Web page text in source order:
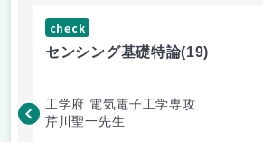
check
センシング基礎特論(19)
工学府 電気電子工学専攻
芹川聖一先生